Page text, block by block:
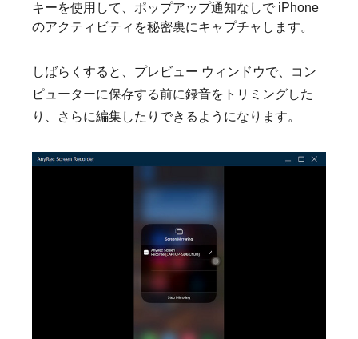
キーを使用して、ポップアップ通知なしで iPhone
のアクティビティを秘密裏にキャプチャします。
しばらくすると、プレビュー ウィンドウで、コン
ピューターに保存する前に録音をトリミングした
り、さらに編集したりできるようになります。